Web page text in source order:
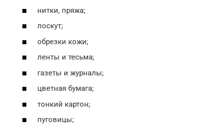
нитки, пряжа;
лоскут;
обрезки кожи;
ленты и тесьма;
газеты и журналы;
цветная бумага;
тонкий картон;
пуговицы;